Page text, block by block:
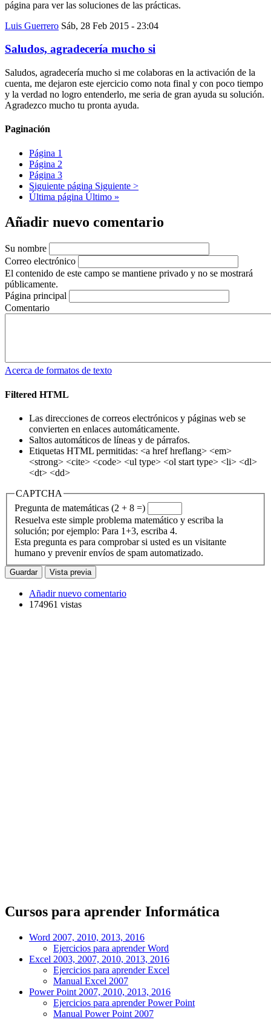
página para ver las soluciones de las prácticas.
Luis Guerrero Sáb, 28 Feb 2015 - 23:04
Saludos, agradecería mucho si
Saludos, agradecería mucho si me colaboras en la activación de la
cuenta, me dejaron este ejercicio como nota final y con poco tiempo
y la verdad no logro entenderlo, me seria de gran ayuda su solución.
Agradezco mucho tu pronta ayuda.
Paginación
Página 1
Página 2
Página 3
Siguiente página Siguiente >
Última página Último »
Añadir nuevo comentario
Su nombre
Correo electrónico
El contenido de este campo se mantiene privado y no se mostrará
públicamente.
Página principal
Comentario
Acerca de formatos de texto
Filtered HTML
Las direcciones de correos electrónicos y páginas web se
convierten en enlaces automáticamente.
Saltos automáticos de líneas y de párrafos.
Etiquetas HTML permitidas: <a href hreflang> <em>
<strong> <cite> <code> <ul type> <ol start type> <li> <dl>
<dt> <dd>
CAPTCHA
Pregunta de matemáticas (2 + 8 =)
Resuelva este simple problema matemático y escriba la
solución; por ejemplo: Para 1+3, escriba 4.
Esta pregunta es para comprobar si usted es un visitante
humano y prevenir envíos de spam automatizado.
Añadir nuevo comentario
174961 vistas
Cursos para aprender Informática
Word 2007, 2010, 2013, 2016
Ejercicios para aprender Word
Excel 2003, 2007, 2010, 2013, 2016
Ejercicios para aprender Excel
Manual Excel 2007
Power Point 2007, 2010, 2013, 2016
Ejercicios para aprender Power Point
Manual Power Point 2007